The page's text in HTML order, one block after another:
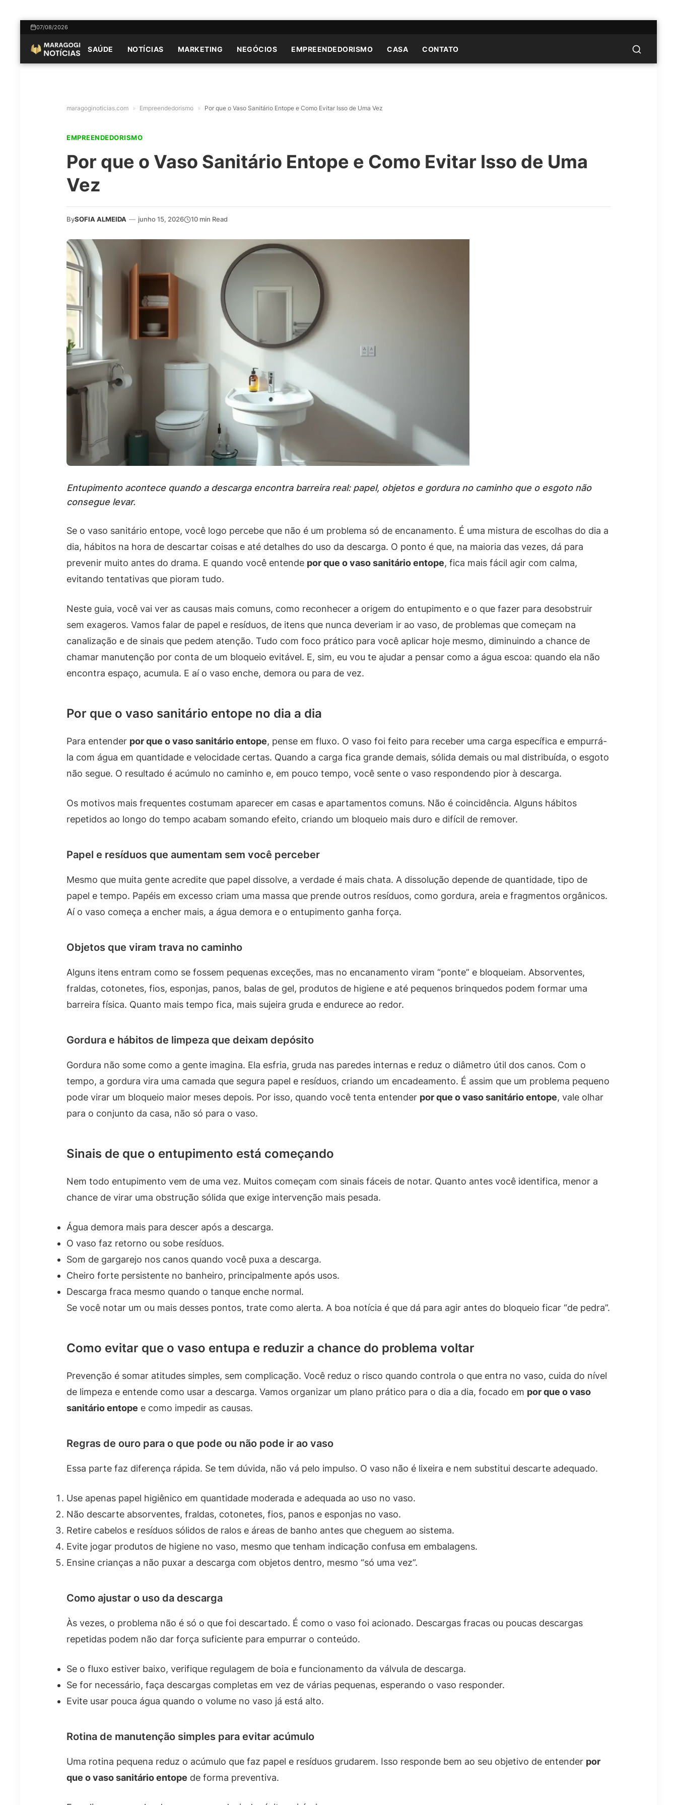
07/08/2026
SAÚDE NOTÍCIAS MARKETING NEGÓCIOS EMPREENDEDORISMO CASA CONTATO
maragoginoticias.com » Empreendedorismo » Por que o Vaso Sanitário Entope e Como Evitar Isso de Uma Vez
EMPREENDEDORISMO
Por que o Vaso Sanitário Entope e Como Evitar Isso de Uma
Vez
BySOFIA ALMEIDA — junho 15, 2026 10 min Read
Entupimento acontece quando a descarga encontra barreira real: papel, objetos e gordura no caminho que o esgoto não
consegue levar.
Se o vaso sanitário entope, você logo percebe que não é um problema só de encanamento. É uma mistura de escolhas do dia a
dia, hábitos na hora de descartar coisas e até detalhes do uso da descarga. O ponto é que, na maioria das vezes, dá para
prevenir muito antes do drama. E quando você entende por que o vaso sanitário entope, fica mais fácil agir com calma,
evitando tentativas que pioram tudo.
Neste guia, você vai ver as causas mais comuns, como reconhecer a origem do entupimento e o que fazer para desobstruir
sem exageros. Vamos falar de papel e resíduos, de itens que nunca deveriam ir ao vaso, de problemas que começam na
canalização e de sinais que pedem atenção. Tudo com foco prático para você aplicar hoje mesmo, diminuindo a chance de
chamar manutenção por conta de um bloqueio evitável. E, sim, eu vou te ajudar a pensar como a água escoa: quando ela não
encontra espaço, acumula. E aí o vaso enche, demora ou para de vez.
Por que o vaso sanitário entope no dia a dia
Para entender por que o vaso sanitário entope, pense em fluxo. O vaso foi feito para receber uma carga específica e empurrá-
la com água em quantidade e velocidade certas. Quando a carga fica grande demais, sólida demais ou mal distribuída, o esgoto
não segue. O resultado é acúmulo no caminho e, em pouco tempo, você sente o vaso respondendo pior à descarga.
Os motivos mais frequentes costumam aparecer em casas e apartamentos comuns. Não é coincidência. Alguns hábitos
repetidos ao longo do tempo acabam somando efeito, criando um bloqueio mais duro e difícil de remover.
Papel e resíduos que aumentam sem você perceber
Mesmo que muita gente acredite que papel dissolve, a verdade é mais chata. A dissolução depende de quantidade, tipo de
papel e tempo. Papéis em excesso criam uma massa que prende outros resíduos, como gordura, areia e fragmentos orgânicos.
Aí o vaso começa a encher mais, a água demora e o entupimento ganha força.
Objetos que viram trava no caminho
Alguns itens entram como se fossem pequenas exceções, mas no encanamento viram “ponte” e bloqueiam. Absorventes,
fraldas, cotonetes, fios, esponjas, panos, balas de gel, produtos de higiene e até pequenos brinquedos podem formar uma
barreira física. Quanto mais tempo fica, mais sujeira gruda e endurece ao redor.
Gordura e hábitos de limpeza que deixam depósito
Gordura não some como a gente imagina. Ela esfria, gruda nas paredes internas e reduz o diâmetro útil dos canos. Com o
tempo, a gordura vira uma camada que segura papel e resíduos, criando um encadeamento. É assim que um problema pequeno
pode virar um bloqueio maior meses depois. Por isso, quando você tenta entender por que o vaso sanitário entope, vale olhar
para o conjunto da casa, não só para o vaso.
Sinais de que o entupimento está começando
Nem todo entupimento vem de uma vez. Muitos começam com sinais fáceis de notar. Quanto antes você identifica, menor a
chance de virar uma obstrução sólida que exige intervenção mais pesada.
Água demora mais para descer após a descarga.
O vaso faz retorno ou sobe resíduos.
Som de gargarejo nos canos quando você puxa a descarga.
Cheiro forte persistente no banheiro, principalmente após usos.
Descarga fraca mesmo quando o tanque enche normal.
Se você notar um ou mais desses pontos, trate como alerta. A boa notícia é que dá para agir antes do bloqueio ficar “de pedra”.
Como evitar que o vaso entupa e reduzir a chance do problema voltar
Prevenção é somar atitudes simples, sem complicação. Você reduz o risco quando controla o que entra no vaso, cuida do nível
de limpeza e entende como usar a descarga. Vamos organizar um plano prático para o dia a dia, focado em por que o vaso
sanitário entope e como impedir as causas.
Regras de ouro para o que pode ou não pode ir ao vaso
Essa parte faz diferença rápida. Se tem dúvida, não vá pelo impulso. O vaso não é lixeira e nem substitui descarte adequado.
Use apenas papel higiênico em quantidade moderada e adequada ao uso no vaso.
Não descarte absorventes, fraldas, cotonetes, fios, panos e esponjas no vaso.
Retire cabelos e resíduos sólidos de ralos e áreas de banho antes que cheguem ao sistema.
Evite jogar produtos de higiene no vaso, mesmo que tenham indicação confusa em embalagens.
Ensine crianças a não puxar a descarga com objetos dentro, mesmo “só uma vez”.
Como ajustar o uso da descarga
Às vezes, o problema não é só o que foi descartado. É como o vaso foi acionado. Descargas fracas ou poucas descargas
repetidas podem não dar força suficiente para empurrar o conteúdo.
Se o fluxo estiver baixo, verifique regulagem de boia e funcionamento da válvula de descarga.
Se for necessário, faça descargas completas em vez de várias pequenas, esperando o vaso responder.
Evite usar pouca água quando o volume no vaso já está alto.
Rotina de manutenção simples para evitar acúmulo
Uma rotina pequena reduz o acúmulo que faz papel e resíduos grudarem. Isso responde bem ao seu objetivo de entender por
que o vaso sanitário entope de forma preventiva.